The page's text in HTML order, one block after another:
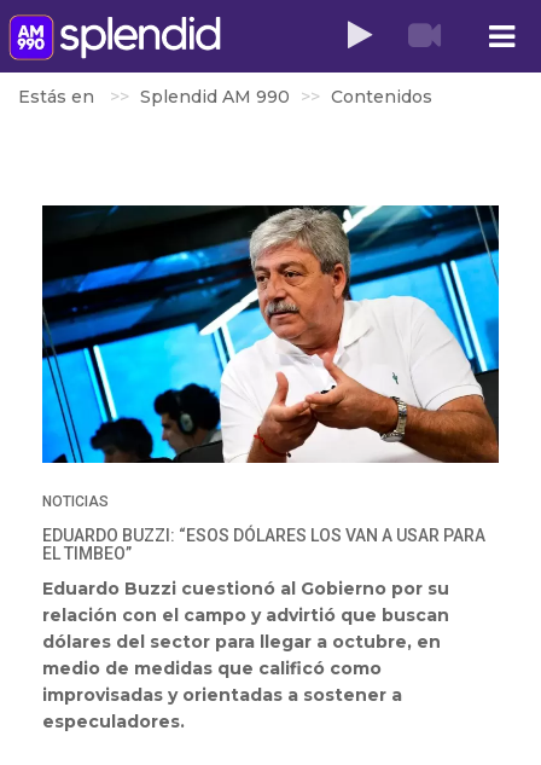
Estás en Splendid AM 990 Contenidos
NOTICIAS
EDUARDO BUZZI: “ESOS DÓLARES LOS VAN A USAR PARA
EL TIMBEO”
Eduardo Buzzi cuestionó al Gobierno por su
relación con el campo y advirtió que buscan
dólares del sector para llegar a octubre, en
medio de medidas que calificó como
improvisadas y orientadas a sostener a
especuladores.